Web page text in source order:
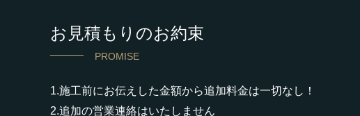
お見積もりのお約束
PROMISE
1.施工前にお伝えした金額から追加料金は一切なし！
2.追加の営業連絡はいたしません